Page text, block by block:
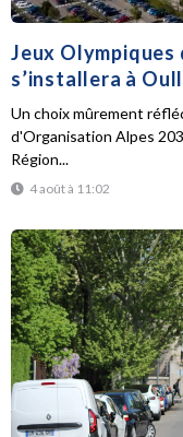
Jeux Olympiques
s’installera à
4 août à 11:02
Un choix mûrement
d'Organisation Alpes
Région...